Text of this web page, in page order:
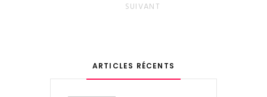
SUIVANT
ARTICLES RÉCENTS